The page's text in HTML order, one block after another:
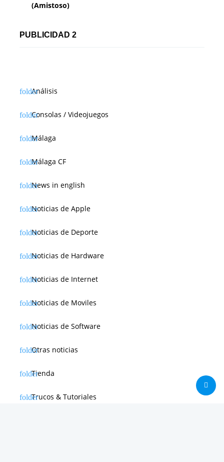
(Amistoso)
PUBLICIDAD 2
Análisis
Consolas / Videojuegos
Málaga
Málaga CF
News in english
Noticias de Apple
Noticias de Deporte
Noticias de Hardware
Noticias de Internet
Noticias de Moviles
Noticias de Software
Otras noticias
Tienda
Trucos & Tutoriales